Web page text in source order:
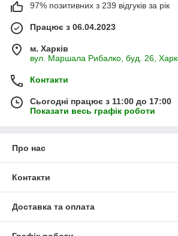
97% позитивних з 239 відгуків за рік
Працює з 06.04.2023
м. Харків
вул. Маршала Рибалко, буд. 26,
Контакти
Сьогодні працює з 11:00 до 17:00
Показати весь графік роботи
Про нас
Контакти
Доставка та оплата